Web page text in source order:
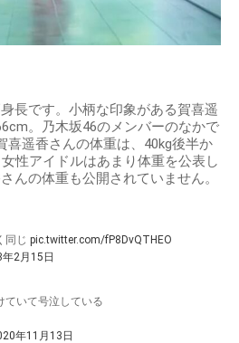
長です。小柄な印象がある賀喜遥
。乃木坂46のメンバーのなかで
喜遥香さんの体重は、40kg後半か
性アイドルはあまり体重を公表し
んの体重も公開されていません。
同じ pic.twitter.com/fP8DvQTHEO
2月15日
ていて号泣している
年11月13日